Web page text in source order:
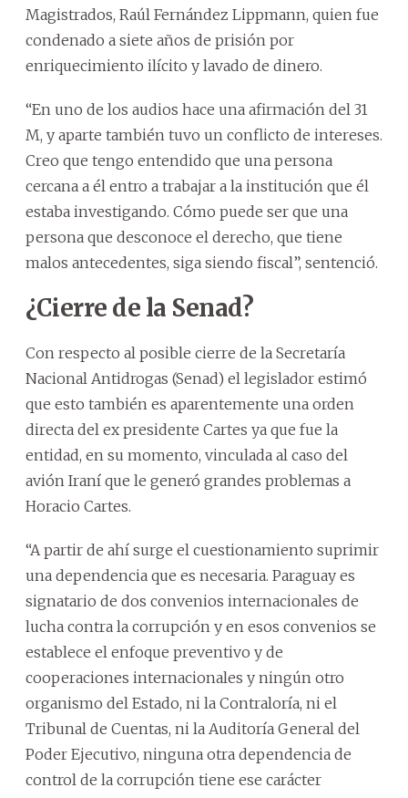
Magistrados, Raúl Fernández Lippmann, quien fue
condenado a siete años de prisión por
enriquecimiento ilícito y lavado de dinero.
“En uno de los audios hace una afirmación del 31
M, y aparte también tuvo un conflicto de intereses.
Creo que tengo entendido que una persona
cercana a él entro a trabajar a la institución que él
estaba investigando. Cómo puede ser que una
persona que desconoce el derecho, que tiene
malos antecedentes, siga siendo fiscal”, sentenció.
¿Cierre de la Senad?
Con respecto al posible cierre de la Secretaría
Nacional Antidrogas (Senad) el legislador estimó
que esto también es aparentemente una orden
directa del ex presidente Cartes ya que fue la
entidad, en su momento, vinculada al caso del
avión Iraní que le generó grandes problemas a
Horacio Cartes.
“A partir de ahí surge el cuestionamiento suprimir
una dependencia que es necesaria. Paraguay es
signatario de dos convenios internacionales de
lucha contra la corrupción y en esos convenios se
establece el enfoque preventivo y de
cooperaciones internacionales y ningún otro
organismo del Estado, ni la Contraloría, ni el
Tribunal de Cuentas, ni la Auditoría General del
Poder Ejecutivo, ninguna otra dependencia de
control de la corrupción tiene ese carácter